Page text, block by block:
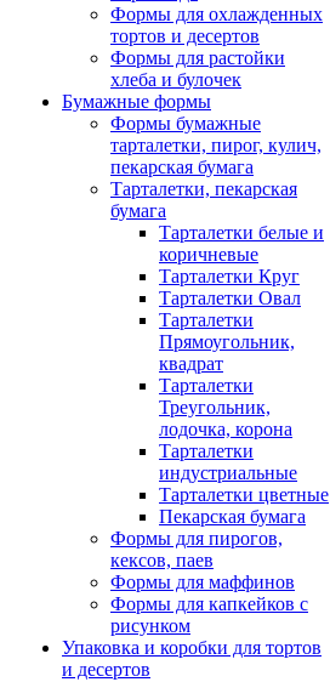
Формы для oхлажденных
тортов и десертов
Формы для растойки
хлеба и булочек
Бумажные формы
Формы бумажные
тарталетки, пирог, кулич,
пекарская бумага
Тарталетки, пекарская
бумага
Тарталетки белые и
коричневые
Тарталетки Круг
Тарталетки Овал
Тарталетки
Прямоугольник,
квадрат
Тарталетки
Треугольник,
лодочка, корона
Тарталетки
индустриальные
Тарталетки цветные
Пекарская бумага
Формы для пирогов,
кексов, паев
Формы для маффинов
Формы для капкейков с
рисунком
Упаковка и коробки для тортов
и десертов